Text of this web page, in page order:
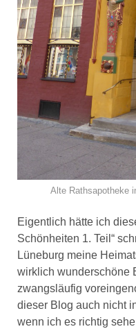
Alte Rathsapotheke
Eigentlich hätte ich
Schönheiten 1. Teil“
Lüneburg meine
wirklich wunderschöne
zwangsläufig
dieser Blog auch nicht
wenn ich es richtig